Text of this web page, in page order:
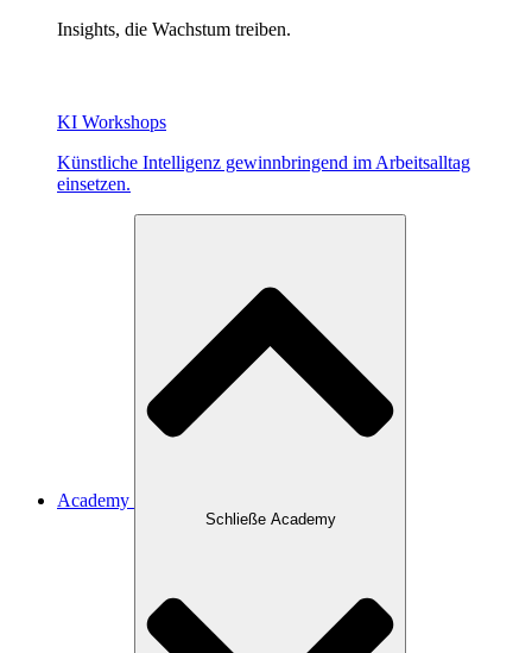
Insights, die Wachstum treiben.
KI Workshops
Künstliche Intelligenz gewinnbringend im Arbeitsalltag
einsetzen.
Academy
Schließe Academy